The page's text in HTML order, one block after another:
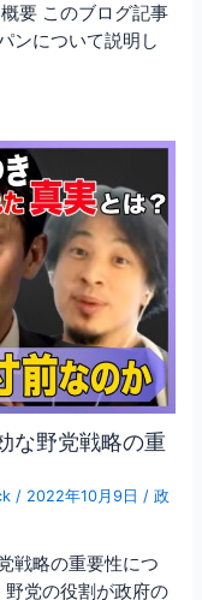
要 このブログ記事
ンについて説明し
な野党戦略の重
/ 2022年10月9日 /政
戦略の重要性につ
党の役割が政府の